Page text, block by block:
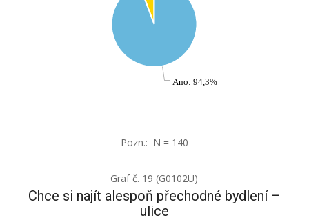
Ano: 94,3%
Pozn.: N = 140
Graf č. 19 (G0102U)
Chce si najít alespoň přechodné bydlení –
ulice